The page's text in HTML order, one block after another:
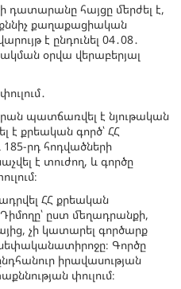
դատարանը հայցը մերժել է,
քաղաքացիական
է ընդունել 04․08․
օրվա վերաբերյալ
պատճառվել է նյութական
է քրեական գործ՝ ՀՀ
րդ հոդվածների
է տուժող, և գործը
ՀՀ քրեական
ըստ մեղադրանքի,
չի կատարել գործարք
Գործը
իրավասության
փուլում։